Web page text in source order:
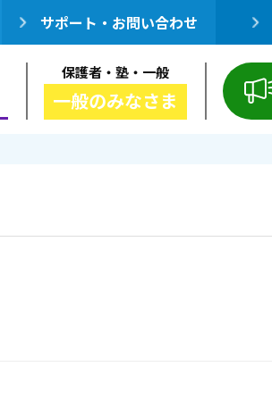
サポート・お問い合わせ
保護者・塾・一般
一般のみなさま